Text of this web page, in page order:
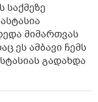
საქმეზე
მიმართვას
ეს ამბავი ჩემს
გადახდა